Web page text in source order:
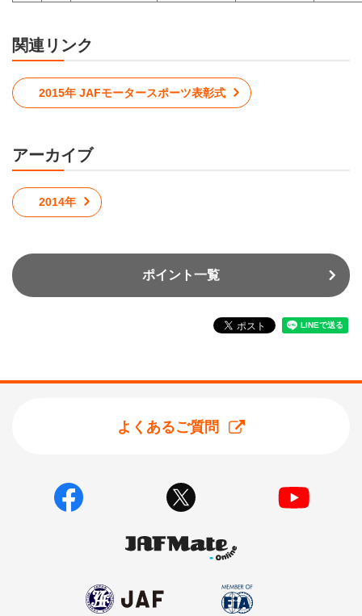
関連リンク
2015年 JAFモータースポーツ表彰式
アーカイブ
2014年
ポイント一覧
よくあるご質問